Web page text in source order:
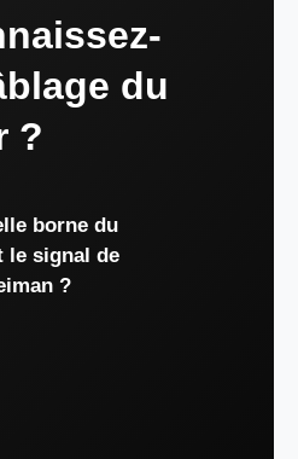
du
?
borne du
le signal de
?